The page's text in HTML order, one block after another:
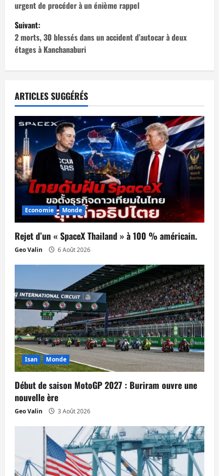
v
i
g
t
i
o
n
d
a
r
t
i
c
l
e
urgent de procéder à un énième rappel
Suivant:
2 morts, 30 blessés dans un accident d’autocar à deux
étages à Kanchanaburi
ARTICLES SUGGÉRÉS
Economie Monde
Rejet d’un « SpaceX Thailand » à 100 % américain.
Geo Valin 6 Août 2026
Isan Monde
Début de saison MotoGP 2027 : Buriram ouvre une
nouvelle ère
Geo Valin 3 Août 2026